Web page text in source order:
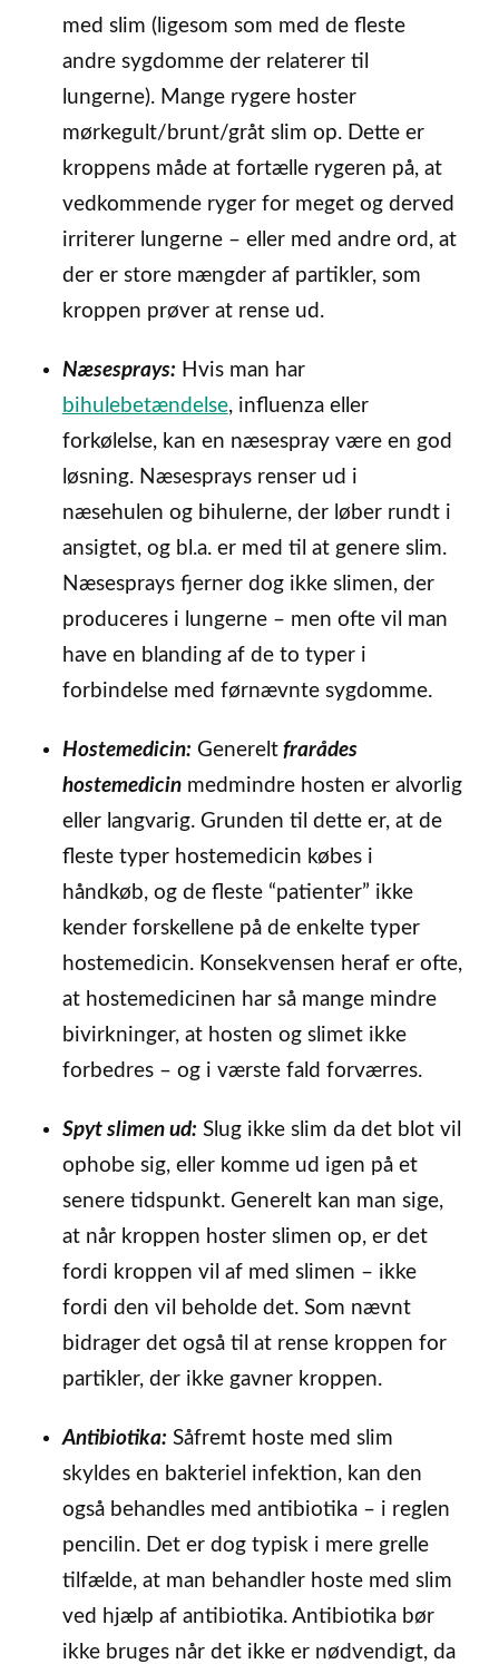
med slim (ligesom som med de fleste
andre sygdomme der relaterer til
lungerne). Mange rygere hoster
mørkegult/brunt/gråt slim op. Dette er
kroppens måde at fortælle rygeren på, at
vedkommende ryger for meget og derved
irriterer lungerne – eller med andre ord, at
der er store mængder af partikler, som
kroppen prøver at rense ud.
Næsesprays: Hvis man har
bihulebetændelse, influenza eller
forkølelse, kan en næsespray være en god
løsning. Næsesprays renser ud i
næsehulen og bihulerne, der løber rundt i
ansigtet, og bl.a. er med til at genere slim.
Næsesprays fjerner dog ikke slimen, der
produceres i lungerne – men ofte vil man
have en blanding af de to typer i
forbindelse med førnævnte sygdomme.
Hostemedicin: Genereltfrarådes
hostemedicinmedmindre hosten er alvorlig
eller langvarig. Grunden til dette er, at de
fleste typer hostemedicin købes i
håndkøb, og de fleste “patienter” ikke
kender forskellene på de enkelte typer
hostemedicin. Konsekvensen heraf er ofte,
at hostemedicinen har så mange mindre
bivirkninger, at hosten og slimet ikke
forbedres – og i værste fald forværres.
Spyt slimen ud: Slug ikke slim da det blot vil
ophobe sig, eller komme ud igen på et
senere tidspunkt. Generelt kan man sige,
at når kroppen hoster slimen op, er det
fordi kroppen vil af med slimen – ikke
fordi den vil beholde det. Som nævnt
bidrager det også til at rense kroppen for
partikler, der ikke gavner kroppen.
Antibiotika: Såfremt hoste med slim
skyldes en bakteriel infektion, kan den
også behandles med antibiotika – i reglen
pencilin. Det er dog typisk i mere grelle
tilfælde, at man behandler hoste med slim
ved hjælp af antibiotika. Antibiotika bør
ikke bruges når det ikke er nødvendigt, da